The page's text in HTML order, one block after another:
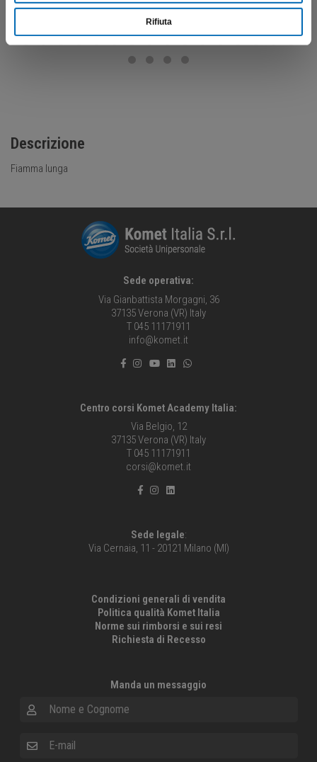
Rifiuta
Descrizione
Fiamma lunga
Sede operativa:
Via Gianbattista Morgagni, 36
37135 Verona (VR) Italy
T 045 11171911
info@komet.it
Centro corsi Komet Academy Italia:
Via Belgio, 12
37135 Verona (VR) Italy
T 045 11171911
corsi@komet.it
Sede legale:
Via Cernaia, 11 - 20121 Milano (MI)
Condizioni generali di vendita
Politica qualità Komet Italia
Norme sui rimborsi e sui resi
Richiesta di Recesso
Manda un messaggio